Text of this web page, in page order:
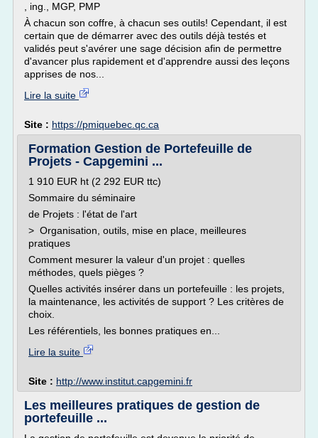
, ing., MGP, PMP
À chacun son coffre, à chacun ses outils! Cependant, il est
certain que de démarrer avec des outils déjà testés et
validés peut s'avérer une sage décision afin de permettre
d'avancer plus rapidement et d'apprendre aussi des leçons
apprises de nos...
Lire la suite
Site : https://pmiquebec.qc.ca
Formation Gestion de Portefeuille de
Projets - Capgemini ...
1 910 EUR ht (2 292 EUR ttc)
Sommaire du séminaire
de Projets : l'état de l'art
> Organisation, outils, mise en place, meilleures
pratiques
Comment mesurer la valeur d'un projet : quelles
méthodes, quels pièges ?
Quelles activités insérer dans un portefeuille : les projets,
la maintenance, les activités de support ? Les critères de
choix.
Les référentiels, les bonnes pratiques en...
Lire la suite
Site : http://www.institut.capgemini.fr
Les meilleures pratiques de gestion de
portefeuille ...